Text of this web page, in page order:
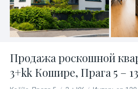
Продажа роскошной
3+kk Кошире, Прага 5 –